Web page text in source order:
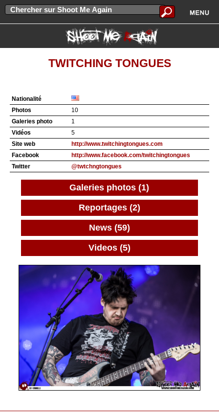
TWITCHING TONGUES
Nationalité
Photos
10
Galeries photo
1
Vidéos
5
Site web
http://www.twitchingtongues.com
Facebook
http://www.facebook.com/twitchingtongues
Twitter
@twtchngtongues
Galeries photos (1)
Reportages (2)
News (59)
Videos (5)